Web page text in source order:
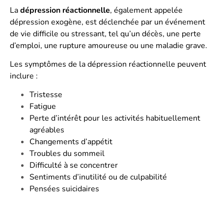
Ladépression réactionnelle, également appelée
dépression exogène, est déclenchée par un événement
de vie difficile ou stressant, tel qu’un décès, une perte
d’emploi, une rupture amoureuse ou une maladie grave.
Les symptômes de la dépression réactionnelle peuvent
inclure :
Tristesse
Fatigue
Perte d’intérêt pour les activités habituellement
agréables
Changements d’appétit
Troubles du sommeil
Difficulté à se concentrer
Sentiments d’inutilité ou de culpabilité
Pensées suicidaires